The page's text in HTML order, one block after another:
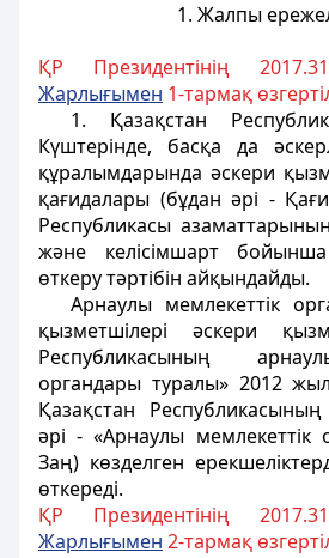
1. Жалпы
ҚР Президентінің
Жарлығымен 1-тармақ
1. Қазақстан
Күштерінде, басқа да
құралымдарында әскери
қағидалары (бұдан әрі -
Республикасы
және келісімшарт
өткеру тәртібін айқындайды.
Арнаулы мемлекеттік
қызметшілері әскери
Республикасының
органдары туралы» 2012
Қазақстан Республикасының
әрі - «Арнаулы мемлекеттік
Заң) көзделген
өткереді.
ҚР Президентінің
Жарлығымен 2-тармақ